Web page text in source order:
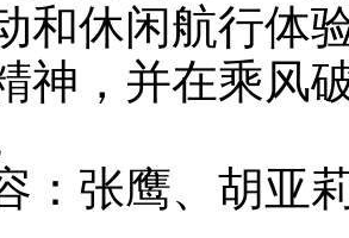
和休闲航行体
神，并在乘风
：张鹰、胡亚